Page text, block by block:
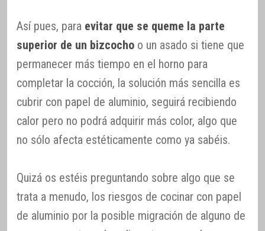
Así pues, para evitar que se queme la parte
superior de un bizcocho o un asado si tiene que
permanecer más tiempo en el horno para
completar la cocción, la solución más sencilla es
cubrir con papel de aluminio, seguirá recibiendo
calor pero no podrá adquirir más color, algo que
no sólo afecta estéticamente como ya sabéis.
Quizá os estéis preguntando sobre algo que se
trata a menudo, los riesgos de cocinar con papel
de aluminio por la posible migración de alguno de